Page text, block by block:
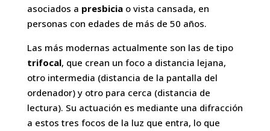
asociados a presbiciao vista cansada, en
personas con edades de más de 50 años.
Las más modernas actualmente son las de tipo
trifocal, que crean un foco a distancia lejana,
otro intermedia (distancia de la pantalla del
ordenador) y otro para cerca (distancia de
lectura). Su actuación es mediante una difracción
a estos tres focos de la luz que entra, lo que